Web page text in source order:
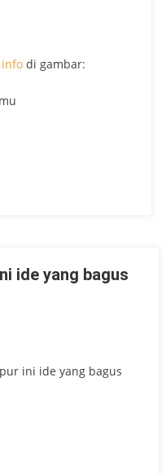
infodi gambar:
ide yang bagus
ini ide yang bagus